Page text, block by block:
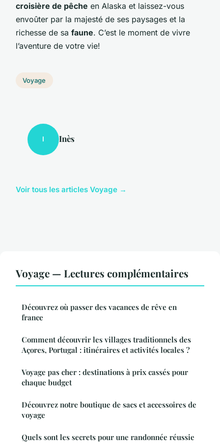
croisière de pêche en Alaska et laissez-vous
envoûter par la majesté de ses paysages et la
richesse de sa faune. C’est le moment de vivre
l’aventure de votre vie!
Voyage
I Inès
Voir tous les articles Voyage →
Voyage — Lectures complémentaires
Découvrez où passer des vacances de rêve en
france
Comment découvrir les villages traditionnels des
Açores, Portugal : itinéraires et activités locales ?
Voyage pas cher : destinations à prix cassés pour
chaque budget
Découvrez notre boutique de sacs et accessoires de
voyage
Quels sont les secrets pour une randonnée réussie